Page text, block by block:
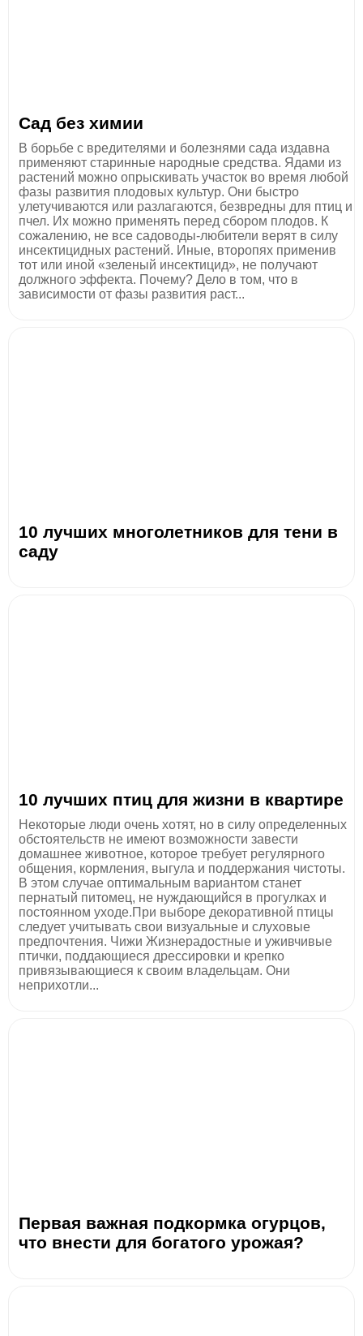
Сад без химии
В борьбе с вредителями и болезнями сада издавна
применяют старинные народные средства. Ядами из
растений можно опрыскивать участок во время любой
фазы развития плодовых культур. Они быстро
улетучиваются или разлагаются, безвредны для птиц и
пчел. Их можно применять перед сбором плодов. К
сожалению, не все садоводы-любители верят в силу
инсектицидных растений. Иные, второпях применив
тот или иной «зеленый инсектицид», не получают
должного эффекта. Почему? Дело в том, что в
зависимости от фазы развития раст...
10 лучших многолетников для тени в
саду
10 лучших птиц для жизни в квартире
Некоторые люди очень хотят, но в силу определенных
обстоятельств не имеют возможности завести
домашнее животное, которое требует регулярного
общения, кормления, выгула и поддержания чистоты.
В этом случае оптимальным вариантом станет
пернатый питомец, не нуждающийся в прогулках и
постоянном уходе.При выборе декоративной птицы
следует учитывать свои визуальные и слуховые
предпочтения. Чижи Жизнерадостные и уживчивые
птички, поддающиеся дрессировки и крепко
привязывающиеся к своим владельцам. Они
неприхотли...
Первая важная подкормка огурцов,
что внести для богатого урожая?